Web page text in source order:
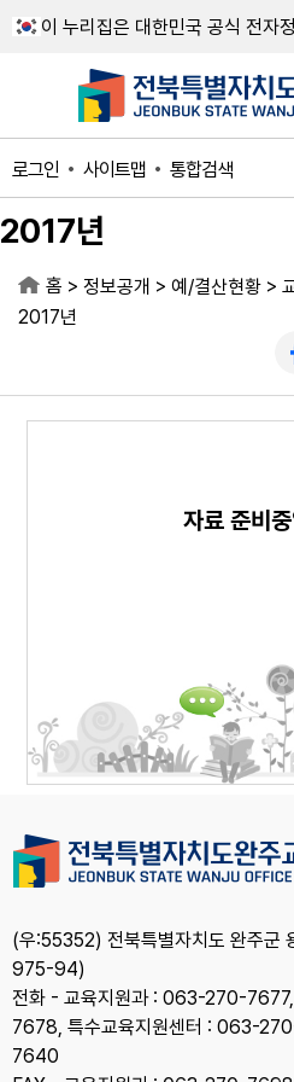
이 누리집은 대한민국 공식 전자
로그인 사이트맵 통합검색
2017년
홈 > 정보공개 > 예/결산현황 >
2017년
자료 준비중
(우:55352) 전북특별자치도 완주군
975-94)
전화 - 교육지원과 : 063-270-
7678, 특수교육지원센터 : 063-
7640